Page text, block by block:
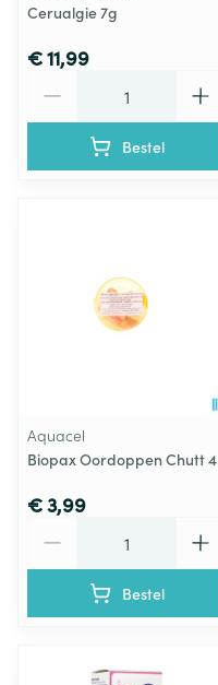
Cerualgie 7g
€ 11,99
Bestel
Aquacel
Biopax Oordoppen Chutt 4
€ 3,99
Bestel